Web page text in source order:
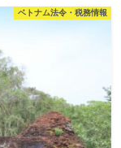
ベトナム法令・税務情報